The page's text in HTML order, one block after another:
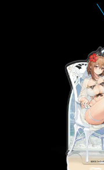
https://
https://
https://
MxZZ.jpg
https://